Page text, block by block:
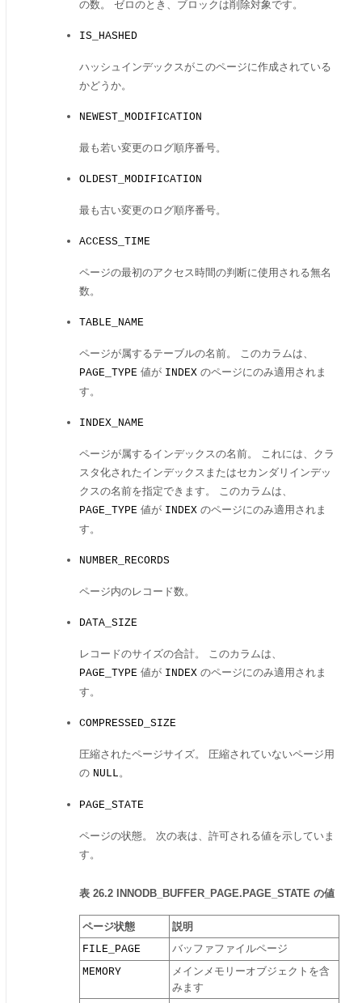
の数。 ゼロのとき、ブロックは削除対象です。
IS_HASHED
ハッシュインデックスがこのページに作成されている
かどうか。
NEWEST_MODIFICATION
最も若い変更のログ順序番号。
OLDEST_MODIFICATION
最も古い変更のログ順序番号。
ACCESS_TIME
ページの最初のアクセス時間の判断に使用される無名
数。
TABLE_NAME
ページが属するテーブルの名前。 このカラムは、
PAGE_TYPE 値が INDEX のページにのみ適用されま
す。
INDEX_NAME
ページが属するインデックスの名前。 これには、クラ
スタ化されたインデックスまたはセカンダリインデッ
クスの名前を指定できます。 このカラムは、
PAGE_TYPE 値が INDEX のページにのみ適用されま
す。
NUMBER_RECORDS
ページ内のレコード数。
DATA_SIZE
レコードのサイズの合計。 このカラムは、
PAGE_TYPE 値が INDEX のページにのみ適用されま
す。
COMPRESSED_SIZE
圧縮されたページサイズ。 圧縮されていないページ用
の NULL。
PAGE_STATE
ページの状態。 次の表は、許可される値を示していま
す。
表 26.2 INNODB_BUFFER_PAGE.PAGE_STATE の値
ページ状態
説明
FILE_PAGE
バッファファイルページ
MEMORY
メインメモリーオブジェクトを含
みます